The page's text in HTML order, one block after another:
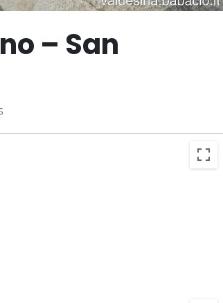
– San